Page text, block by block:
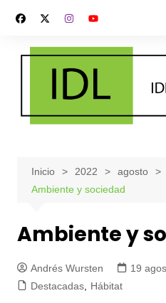
contenido
Inicio 2022 agosto
Ambiente y sociedad
Ambiente y
Andrés Wursten
19
Destacadas, Hábitat